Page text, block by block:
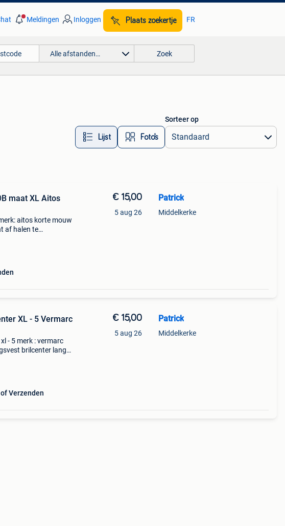
Meldingen Inloggen Plaats zoekertje FR
Alle afstanden… Zoek
Lijst Foto’s
Sorteer op
maat XL Aitos
aitos korte mouw
af halen te
€ 15,00
5 aug 26
Patrick
Middelkerke
XL - 5 Vermarc
- 5 merk : vermarc
brilcenter lange
Verzenden
€ 15,00
5 aug 26
Patrick
Middelkerke